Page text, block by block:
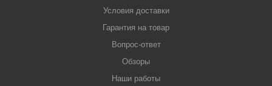
Условия доставки
Гарантия на товар
Вопрос-ответ
Обзоры
Наши работы